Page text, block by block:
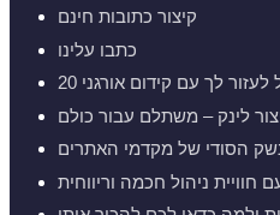
קיצור כתובות חינם
כתבו עלינו
לעזור לך עם קידום אורגני
לינק – משתלם עבור כולם
הסודי של מקדמי האתרים
חוויית ניהול חכמה וריווחית